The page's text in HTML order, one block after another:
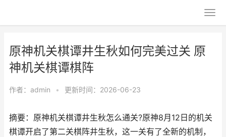
原神机关棋谭井生秋如何完美过关 原
神机关棋谭棋阵
作者： admin • 更新时间：2026-06-23
摘要：原神机关棋谭井生秋怎么通关?原神8月12日的机关
棋谭开启了第二关棋阵井生秋，这一关有了全新的机制，